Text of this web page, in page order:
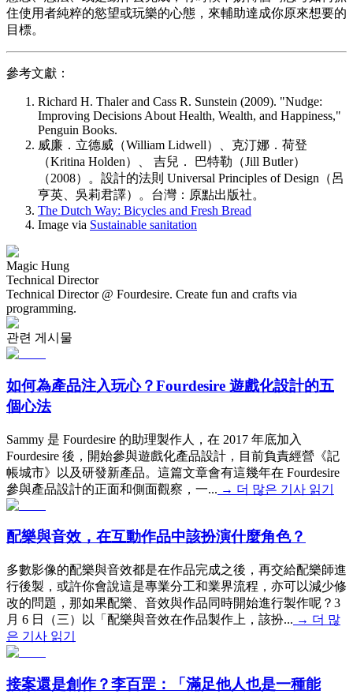
住使用者純粹的慾望或玩樂的心態，來輔助達成你原來想要的
目標。
參考文獻：
Richard H. Thaler and Cass R. Sunstein (2009). "Nudge:
Improving Decisions About Health, Wealth, and Happiness,"
Penguin Books.
威廉．立德威（William Lidwell）、克汀娜．荷登
（Kritina Holden）、 吉兒． 巴特勒（Jill Butler）
（2008）。設計的法則 Universal Principles of Design（呂
亨英、吳莉君譯）。台灣：原點出版社。
The Dutch Way: Bicycles and Fresh Bread
Image via Sustainable sanitation
Magic Hung
Technical Director
Technical Director @ Fourdesire. Create fun and crafts via
programming.
관련 게시물
如何為產品注入玩心？Fourdesire 遊戲化設計的五
個心法
Sammy 是 Fourdesire 的助理製作人，在 2017 年底加入
Fourdesire 後，開始參與遊戲化產品設計，目前負責經營《記
帳城市》以及研發新產品。這篇文章會有這幾年在 Fourdesire
參與產品設計的正面和側面觀察，一... → 더 많은 기사 읽기
配樂與音效，在互動作品中該扮演什麼角色？
多數影像的配樂與音效都是在作品完成之後，再交給配樂師進
行後製，或許你會說這是專業分工和業界流程，亦可以減少修
改的問題，那如果配樂、音效與作品同時開始進行製作呢？3
月 6 日（三）以「配樂與音效在作品製作上，該扮... → 더 많
은 기사 읽기
接案還是創作？李百罡：「滿足他人也是一種能